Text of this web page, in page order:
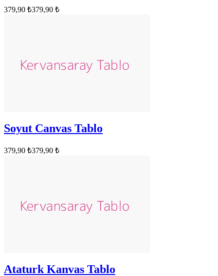
379,90 ₺379,90 ₺
Soyut Canvas Tablo
379,90 ₺379,90 ₺
Ataturk Kanvas Tablo